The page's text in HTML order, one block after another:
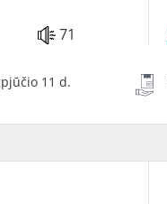
71
11 d.